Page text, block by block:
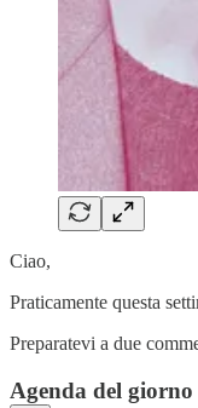
Ciao,
Praticamente questa
Preparatevi a due
Agenda del giorno